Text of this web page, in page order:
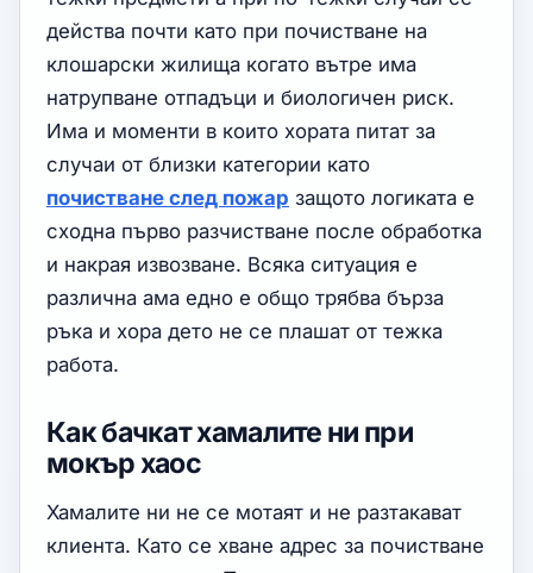
действа почти като при почистване на
клошарски жилища когато вътре има
натрупване отпадъци и биологичен риск.
Има и моменти в които хората питат за
случаи от близки категории като
почистване след пожар защото логиката е
сходна първо разчистване после обработка
и накрая извозване. Всяка ситуация е
различна ама едно е общо трябва бърза
ръка и хора дето не се плашат от тежка
работа.
Как бачкат хамалите ни при
мокър хаос
Хамалите ни не се мотаят и не разтакават
клиента. Като се хване адрес за почистване